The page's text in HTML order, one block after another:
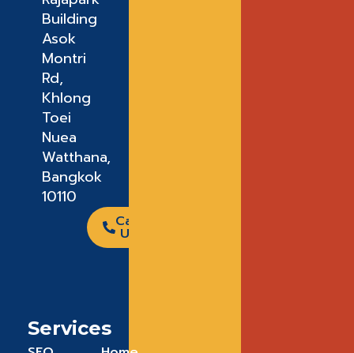
Building
Asok
Montri
Rd,
Khlong
Toei
Nuea
Watthana,
Bangkok
10110
Call
Us
Services